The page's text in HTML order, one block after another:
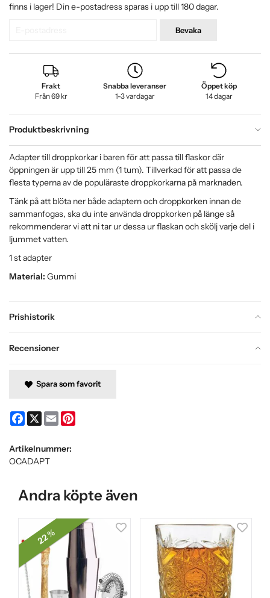
finns i lager! Din e-postadress sparas i upp till 180 dagar.
Bevaka
Frakt
Från 69 kr
Snabba leveranser
1-3 vardagar
Öppet köp
14 dagar
Produktbeskrivning
Prishistorik
Recensioner
Adapter till droppkorkar i baren för att passa till flaskor där
öppningen är upp till 25 mm (1 tum). Tillverkad för att passa de
flesta typerna av de populäraste droppkorkarna på marknaden.
Tänk på att blöta ner både adaptern och droppkorken innan de
sammanfogas, ska du inte använda droppkorken på länge så
rekommenderar vi att ni tar ur dessa ur flaskan och skölj varje del i
ljummet vatten.
1 st adapter
Material: Gummi
Spara som favorit
Facebook
X Email
Artikelnummer:
OCADAPT
Andra köpte även
22 %